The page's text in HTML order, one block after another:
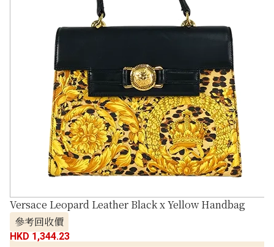
Versace Leopard Leather Black x Yellow Handbag
參考回收價
HKD 1,344.23